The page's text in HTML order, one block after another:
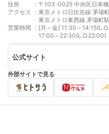
住所 : 〒103-0025 中央区日本
アクセス
: 東京メトロ日比谷線 茅場
東京メトロ東西線 茅場町
営業時間
: [月～金] 11:30～
17:00～22:30(L.O.22:00)
公式サイト
外部サイトで見る